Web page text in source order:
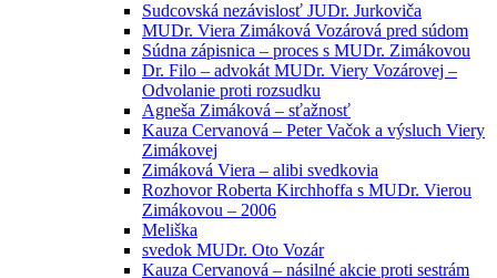
Sudcovská nezávislosť JUDr. Jurkoviča
MUDr. Viera Zimáková Vozárová pred súdom
Súdna zápisnica – proces s MUDr. Zimákovou
Dr. Filo – advokát MUDr. Viery Vozárovej –
Odvolanie proti rozsudku
Agneša Zimáková – sťažnosť
Kauza Cervanová – Peter Vačok a výsluch Viery
Zimákovej
Zimáková Viera – alibi svedkovia
Rozhovor Roberta Kirchhoffa s MUDr. Vierou
Zimákovou – 2006
Meliška
svedok MUDr. Oto Vozár
Kauza Cervanová – násilné akcie proti sestrám